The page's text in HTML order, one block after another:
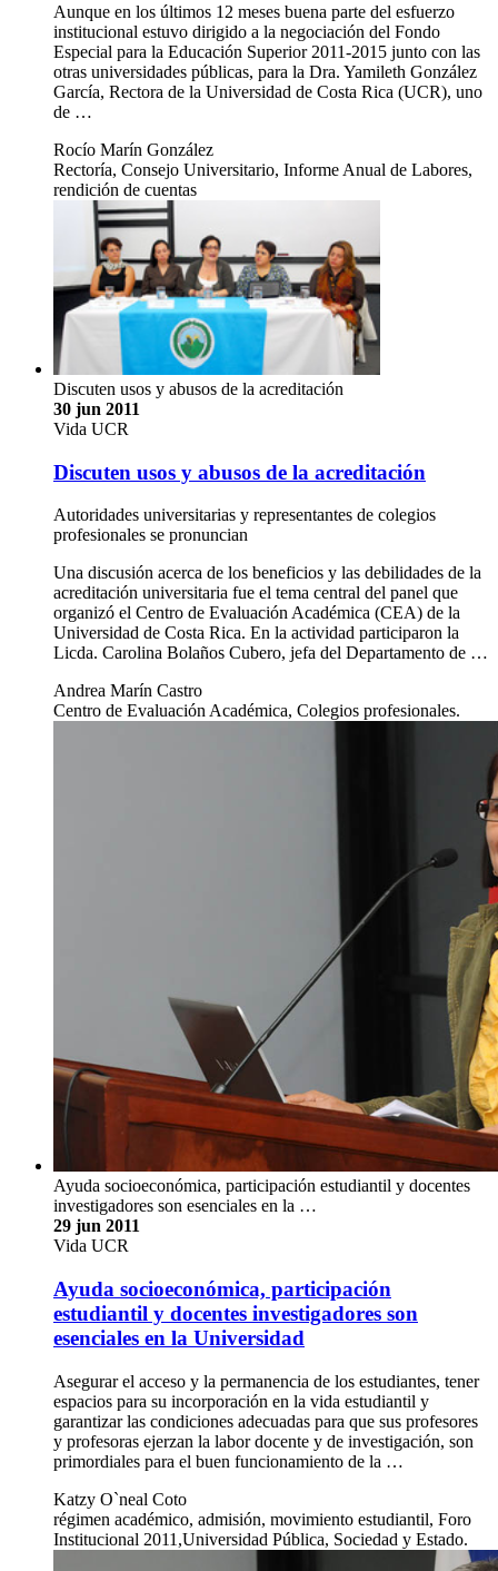
Aunque en los últimos 12 meses buena parte del esfuerzo
institucional estuvo dirigido a la negociación del Fondo
Especial para la Educación Superior 2011-2015 junto con las
otras universidades públicas, para la Dra. Yamileth González
García, Rectora de la Universidad de Costa Rica (UCR), uno
de …
Rocío Marín González
Rectoría, Consejo Universitario, Informe Anual de Labores,
rendición de cuentas
Discuten usos y abusos de la acreditación
30 jun 2011
Vida UCR
Discuten usos y abusos de la acreditación
Autoridades universitarias y representantes de colegios
profesionales se pronuncian
Una discusión acerca de los beneficios y las debilidades de la
acreditación universitaria fue el tema central del panel que
organizó el Centro de Evaluación Académica (CEA) de la
Universidad de Costa Rica. En la actividad participaron la
Licda. Carolina Bolaños Cubero, jefa del Departamento de …
Andrea Marín Castro
Centro de Evaluación Académica, Colegios profesionales.
Ayuda socioeconómica, participación estudiantil y docentes
investigadores son esenciales en la …
29 jun 2011
Vida UCR
Ayuda socioeconómica, participación
estudiantil y docentes investigadores son
esenciales en la Universidad
Asegurar el acceso y la permanencia de los estudiantes, tener
espacios para su incorporación en la vida estudiantil y
garantizar las condiciones adecuadas para que sus profesores
y profesoras ejerzan la labor docente y de investigación, son
primordiales para el buen funcionamiento de la …
Katzy O`neal Coto
régimen académico, admisión, movimiento estudiantil, Foro
Institucional 2011,Universidad Pública, Sociedad y Estado.